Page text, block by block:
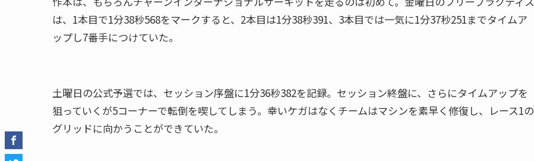
は、1本目で1分38秒568をマークすると、2本目は1分38秒391、3本目では一気に1分37秒251までタイムア
ップし7番手につけていた。
土曜日の公式予選では、セッション序盤に1分36秒382を記録。セッション終盤に、さらにタイムアップを
狙っていくが5コーナーで転倒を喫してしまう。幸いケガはなくチームはマシンを素早く修復し、レース1の
グリッドに向かうことができていた。